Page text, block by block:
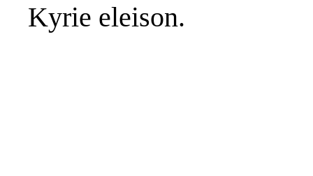
Kyrie eleison.